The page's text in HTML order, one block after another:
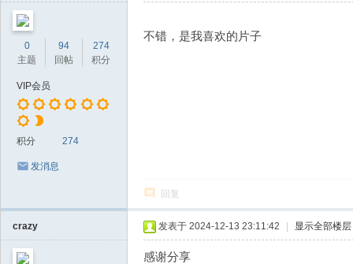
0
主题
94
回帖
274
积分
VIP会员
积分 274
发消息
不错，是我喜欢的片子
回复
crazy 发表于 2024-12-13 23:11:42 显示全部楼层
感谢分享